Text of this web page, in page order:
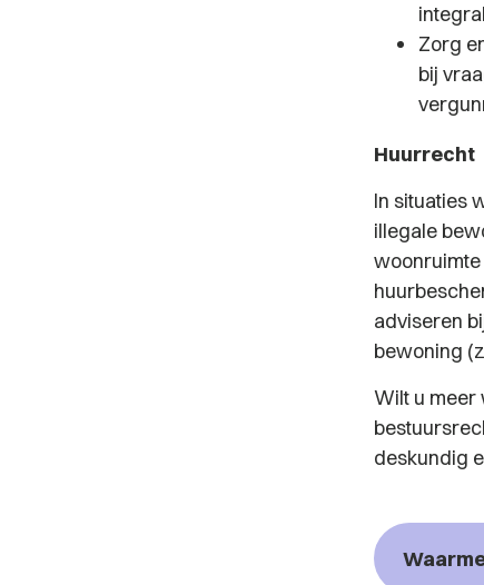
Zorg
bij
Huurrecht
In situaties
illegale
adviseren
bewoning
Wilt u meer
deskundig